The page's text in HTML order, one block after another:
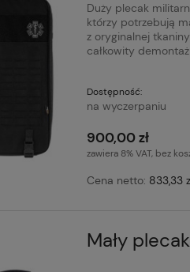
Duży plecak
którzy potrzebują
z oryginalnej
całkowity
Dostępność:
na wyczerpaniu
900,00 zł
zawiera 8% VAT, bez
Cena netto: 833,33
Mały